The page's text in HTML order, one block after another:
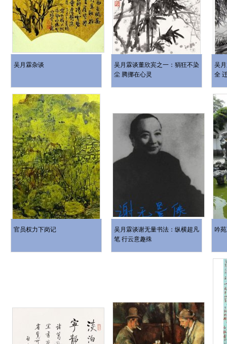
吴月霖杂谈
吴月霖谈董欣宾之一：狷狂不染
尘 腾挪在心灵
吴
全
官员权力下岗记
吴月霖谈谢无量书法：纵横超凡
笔 行云意趣殊
吟